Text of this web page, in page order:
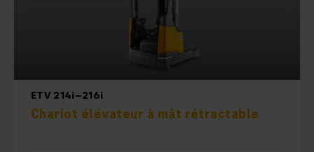
ETV 214i–216i
Chariot élévateur à mât rétractable